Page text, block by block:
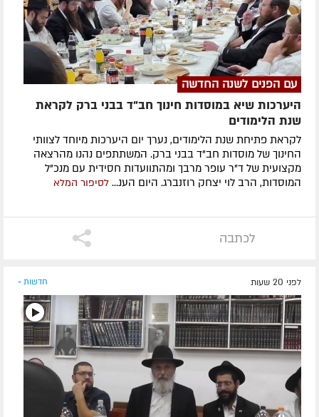
עם הפנים לשנה החדשה
היערכות שיא במוסדות חינוך חב"ד בבני ברק לקראת
שנת הלימודים
לקראת פתיחת שנת הלימודים, נערך יום היערכות מיוחד לצוותי
החינוך של מוסדות חב"ד בבני ברק. המשתתפים נהנו מהרצאה
מקצועית של ד"ר עופר מרבך ומהתוועדות חסידית עם מנכ"ל
המוסדות, הרב לוי יצחק רוזנברג. היום הענ... לסיפור המלא
לכתבה
לפני 20 שעות חדשות »